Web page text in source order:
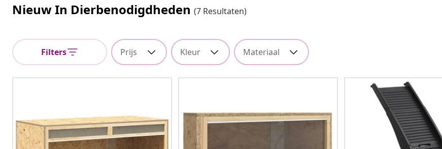
Nieuw In Dierbenodigdheden (7 Resultaten)
Filters Prijs Kleur Materiaal